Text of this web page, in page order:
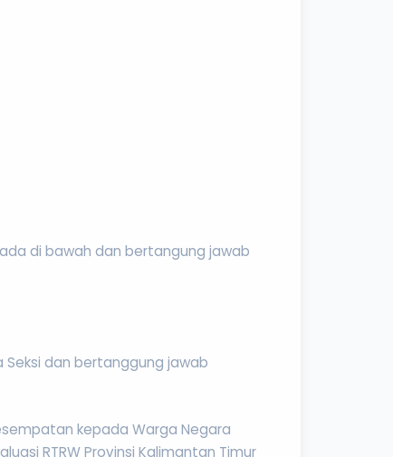
di bawah dan bertangung jawab
dan bertanggung jawab
kepada Warga Negara
RTRW Provinsi Kalimantan Timur